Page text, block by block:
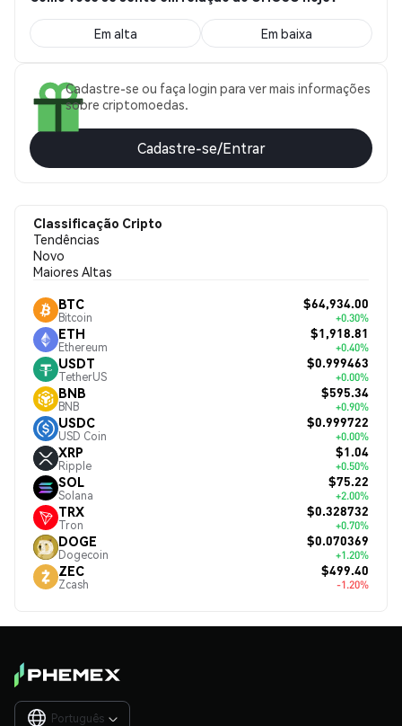
Em alta Em baixa
Cadastre-se ou faça login para ver mais informações
sobre criptomoedas.
Cadastre-se/Entrar
Classificação Cripto
Tendências
Novo
Maiores Altas
BTC
Bitcoin
$64,934.00
+0.30%
ETH
Ethereum
$1,918.81
+0.40%
USDT
TetherUS
$0.999463
+0.00%
BNB
BNB
$595.34
+0.90%
USDC
USD Coin
$0.999722
+0.00%
XRP
Ripple
$1.04
+0.50%
SOL
Solana
$75.22
+2.00%
TRX
Tron
$0.328732
+0.70%
DOGE
Dogecoin
$0.070369
+1.20%
ZEC
Zcash
$499.40
-1.20%
Português 